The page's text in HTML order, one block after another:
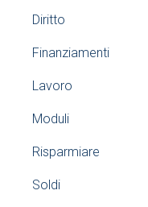
m
a
S
Diritto
Finanziamenti
Lavoro
Moduli
Risparmiare
Soldi